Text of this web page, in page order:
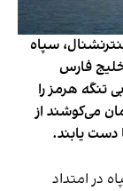
سپاه
خلیج فارس
تنگه هرمز را
می‌کوشند از
دست یابند.
در امتداد